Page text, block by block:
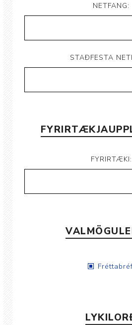
NETFANG:
STAÐFESTA
FYRIRTÆKI: